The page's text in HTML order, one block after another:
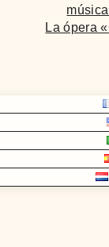
La ópera